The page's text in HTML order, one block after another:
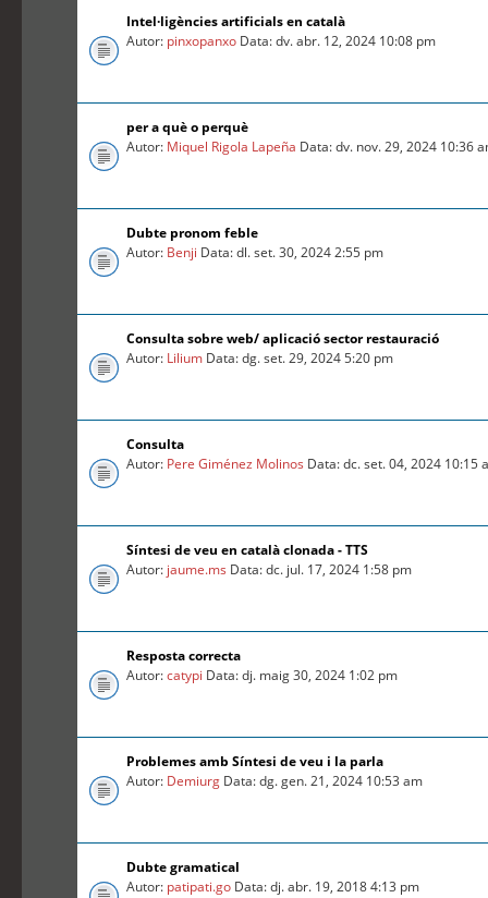
Intel·ligències artificials en català
Autor: pinxopanxo Data: dv. abr. 12, 2024 10:08 pm
per a què o perquè
Autor: Miquel Rigola Lapeña Data: dv. nov. 29, 2024 10:36
Dubte pronom feble
Autor: Benji Data: dl. set. 30, 2024 2:55 pm
Consulta sobre web/ aplicació sector restauració
Autor: Lilium Data: dg. set. 29, 2024 5:20 pm
Consulta
Autor: Pere Giménez Molinos Data: dc. set. 04, 2024 10:15
Síntesi de veu en català clonada - TTS
Autor: jaume.ms Data: dc. jul. 17, 2024 1:58 pm
Resposta correcta
Autor:catypi Data: dj. maig 30, 2024 1:02 pm
Problemes amb Síntesi de veu i la parla
Autor: Demiurg Data: dg. gen. 21, 2024 10:53 am
Dubte gramatical
Autor: patipati.go Data: dj. abr. 19, 2018 4:13 pm